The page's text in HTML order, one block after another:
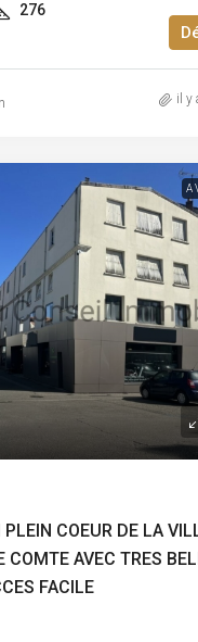
276
il y
A
PLEIN COEUR DE LA
COMTE AVEC TRES
FACILE